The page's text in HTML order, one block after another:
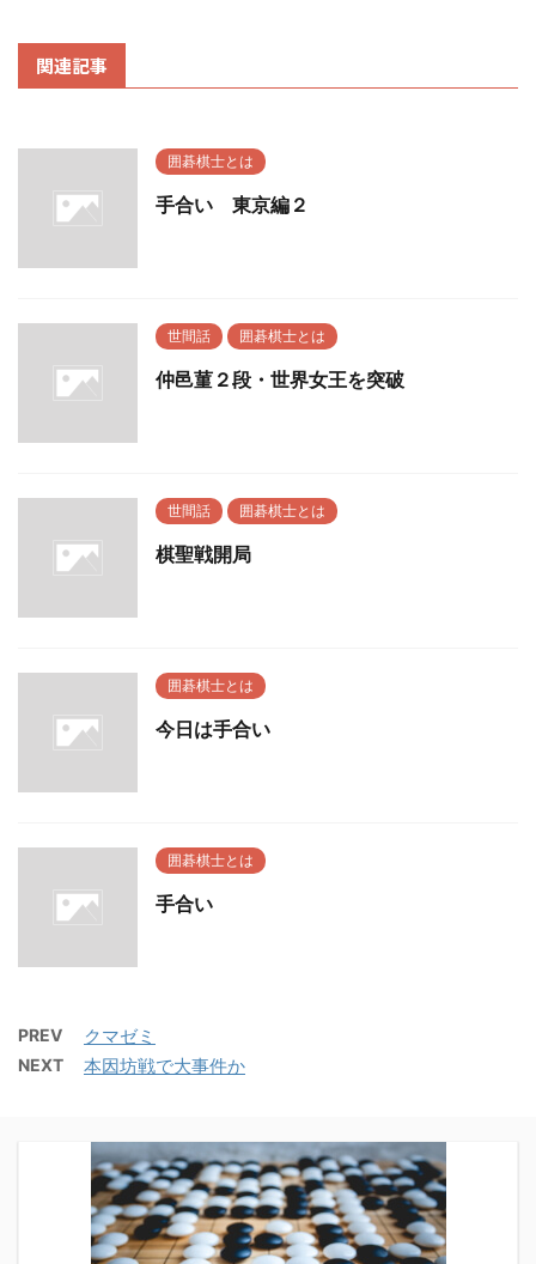
関連記事
囲碁棋士とは
手合い 東京編２
世間話 囲碁棋士とは
仲邑菫２段・世界女王を突破
世間話 囲碁棋士とは
棋聖戦開局
囲碁棋士とは
今日は手合い
囲碁棋士とは
手合い
PREV クマゼミ
NEXT 本因坊戦で大事件か